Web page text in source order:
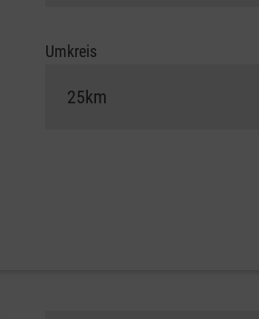
Umkreis